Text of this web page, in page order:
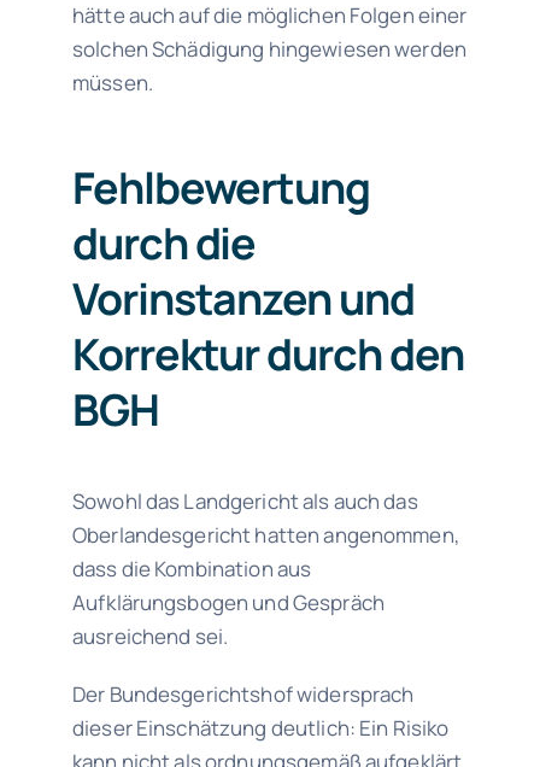
hätte auch auf die möglichen Folgen einer
solchen Schädigung hingewiesen werden
müssen.
Fehlbewertung
durch die
Vorinstanzen und
Korrektur durch den
BGH
Sowohl das Landgericht als auch das
Oberlandesgericht hatten angenommen,
dass die Kombination aus
Aufklärungsbogen und Gespräch
ausreichend sei.
Der Bundesgerichtshof widersprach
dieser Einschätzung deutlich: Ein Risiko